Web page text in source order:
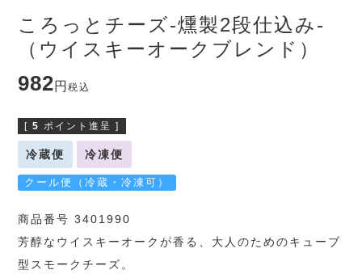
ころっとチーズ-燻製2段仕込み-
（ウイスキーオークブレンド）
982 税込
[ 5 ポイント進呈 ]
冷蔵便 冷凍便
クール便（冷蔵・冷凍可）
商品番号 3401990
芳醇なウイスキーオークが香る、大人のためのキューブ
型スモークチーズ。